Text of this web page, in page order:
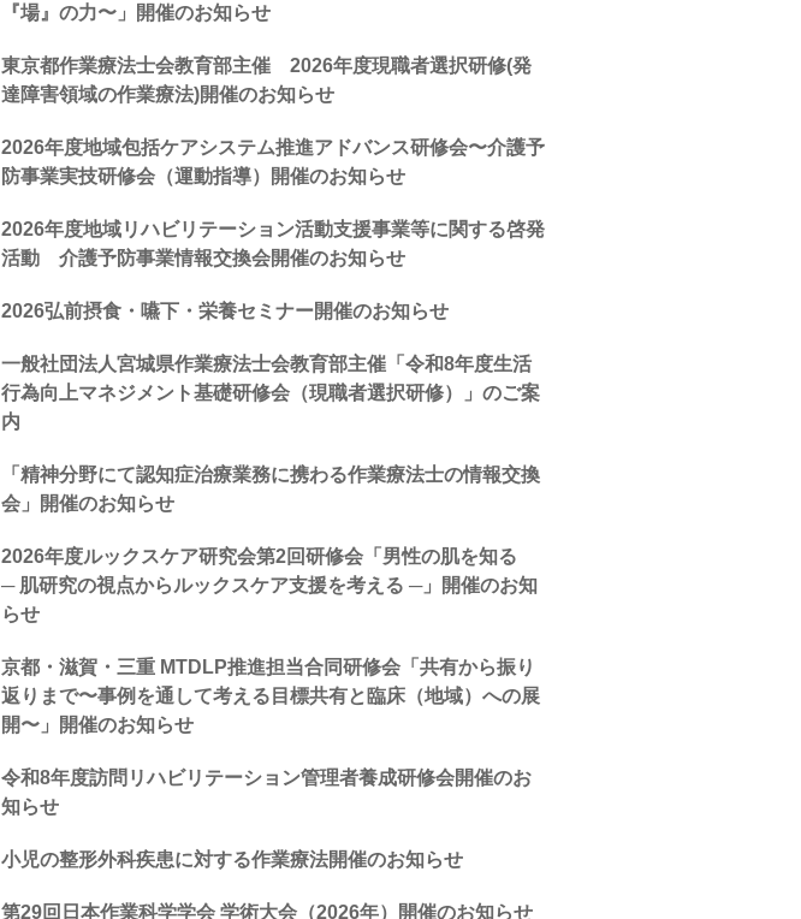
『場』の力〜」開催のお知らせ
東京都作業療法士会教育部主催 2026年度現職者選択研修(発
達障害領域の作業療法)開催のお知らせ
2026年度地域包括ケアシステム推進アドバンス研修会〜介護予
防事業実技研修会（運動指導）開催のお知らせ
2026年度地域リハビリテーション活動支援事業等に関する啓発
活動 介護予防事業情報交換会開催のお知らせ
2026弘前摂食・嚥下・栄養セミナー開催のお知らせ
一般社団法人宮城県作業療法士会教育部主催「令和8年度生活
行為向上マネジメント基礎研修会（現職者選択研修）」のご案
内
「精神分野にて認知症治療業務に携わる作業療法士の情報交換
会」開催のお知らせ
2026年度ルックスケア研究会第2回研修会「男性の肌を知る
─ 肌研究の視点からルックスケア支援を考える ─」開催のお知
らせ
京都・滋賀・三重 MTDLP推進担当合同研修会「共有から振り
返りまで〜事例を通して考える目標共有と臨床（地域）への展
開〜」開催のお知らせ
令和8年度訪問リハビリテーション管理者養成研修会開催のお
知らせ
小児の整形外科疾患に対する作業療法開催のお知らせ
第29回日本作業科学学会 学術大会（2026年）開催のお知らせ